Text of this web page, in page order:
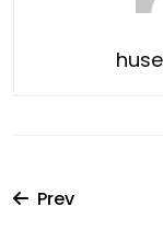
Prev